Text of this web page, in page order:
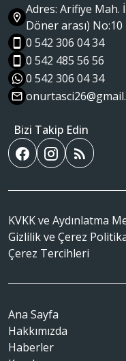
Adres: Arifiye Mah.
Döner arası) No:10
0 542 306 04 34
0 542 485 56 56
0 542 306 04 34
Bizi Takip Edin
KVKK ve Aydınlatma
Gizlilik ve Çerez
Çerez Tercihleri
Ana Sayfa
Hakkımızda
Haberler